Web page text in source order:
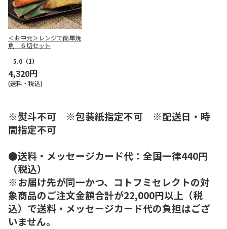
＜お中元＞レンジで簡単焼
魚 ６切セット
5.0 （1）
4,320円
(送料・税込)
※熨斗不可 ※包装紙指定不可 ※配送日・時
間指定不可
●送料・メッセージカード代：全国一律440円
（税込）
※お届け先が同一かつ、コトフミセレクトの対
象商品のご注文金額合計が22,000円以上（税
込）で送料・メッセージカード代の負担はござ
いません。